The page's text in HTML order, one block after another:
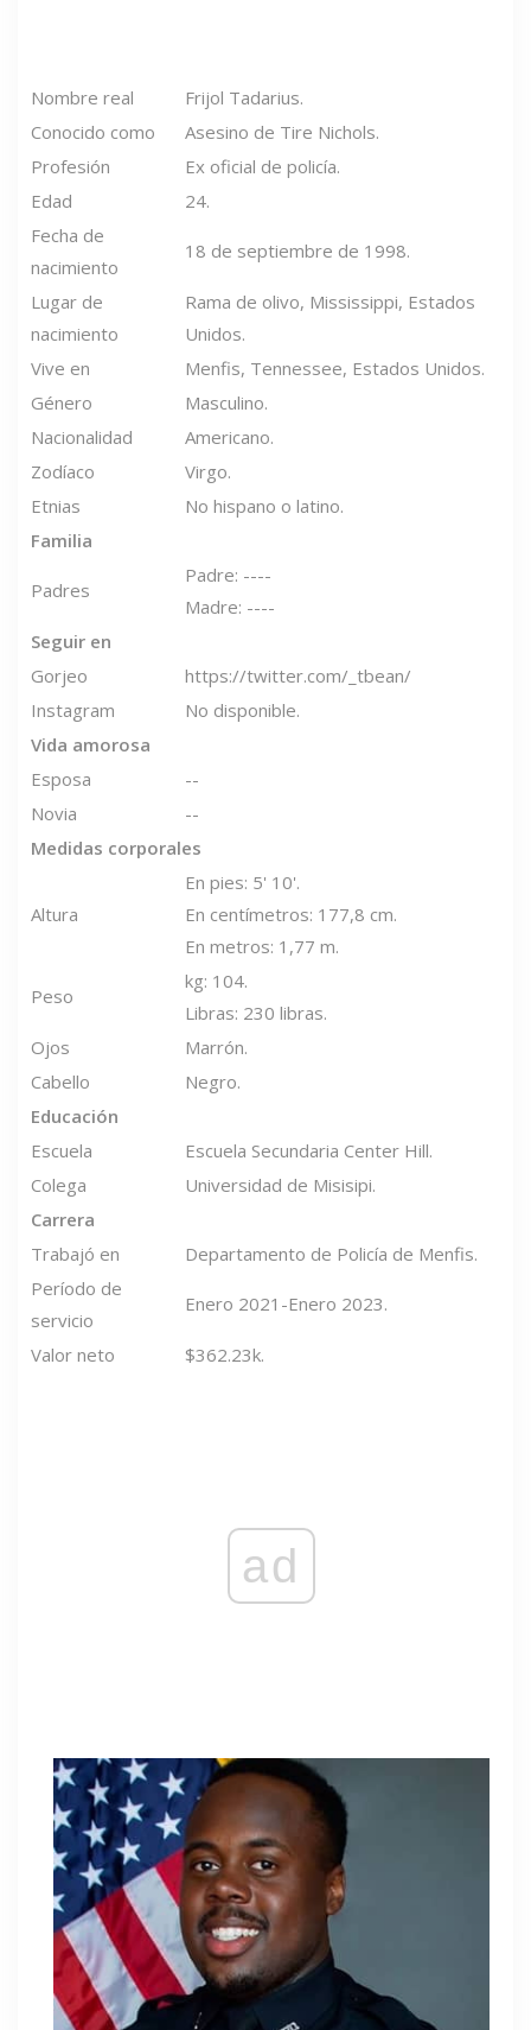
Nombre real
Frijol Tadarius.
Conocido como
Asesino de Tire Nichols.
Profesión
Ex oficial de policía.
Edad
24.
Fecha de
nacimiento
18 de septiembre de 1998.
Lugar de
nacimiento
Rama de olivo, Mississippi, Estados
Unidos.
Vive en
Menfis, Tennessee, Estados Unidos.
Género
Masculino.
Nacionalidad
Americano.
Zodíaco
Virgo.
Etnias
No hispano o latino.
Familia
Padres
Padre: ----
Madre: ----
Seguir en
Gorjeo
https://twitter.com/_tbean/
Instagram
No disponible.
Vida amorosa
Esposa
--
Novia
--
Medidas corporales
Altura
En pies: 5' 10'.
En centímetros: 177,8 cm.
En metros: 1,77 m.
Peso
kg: 104.
Libras: 230 libras.
Ojos
Marrón.
Cabello
Negro.
Educación
Escuela
Escuela Secundaria Center Hill.
Colega
Universidad de Misisipi.
Carrera
Trabajó en
Departamento de Policía de Menfis.
Período de
servicio
Enero 2021-Enero 2023.
Valor neto $362.23k.
ad